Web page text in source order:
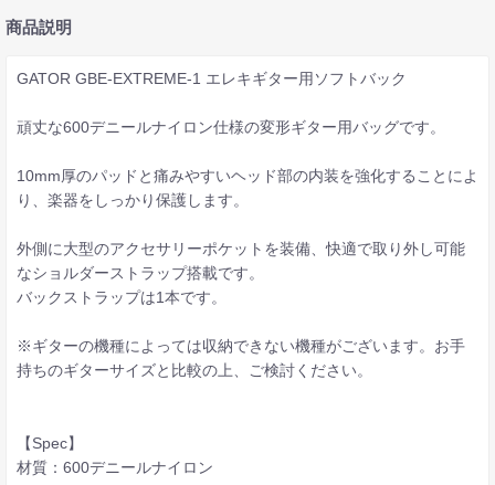
商品説明
GATOR GBE-EXTREME-1 エレキギター用ソフトバック
頑丈な600デニールナイロン仕様の変形ギター用バッグです。
10mm厚のパッドと痛みやすいヘッド部の内装を強化することによ
り、楽器をしっかり保護します。
外側に大型のアクセサリーポケットを装備、快適で取り外し可能
なショルダーストラップ搭載です。
バックストラップは1本です。
※ギターの機種によっては収納できない機種がございます。お手
持ちのギターサイズと比較の上、ご検討ください。
【Spec】
材質：600デニールナイロン